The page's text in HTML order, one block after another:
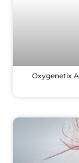
Oxygenetix